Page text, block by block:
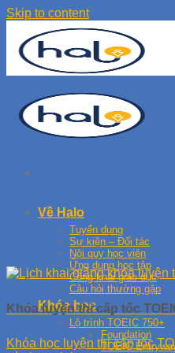
Skip to content
Về Halo
Tuyển dụng
Sự kiện – Đối tác
Nội quy học viên
Ứng dụng học tập
Công khai giáo dục
Câu hỏi thường gặp
Khóa học
Lộ trình TOEIC 750+
Foundation
TOEIC
Khóa luyện thi cấp tốc
Khóa học luyện thi cấp tốc